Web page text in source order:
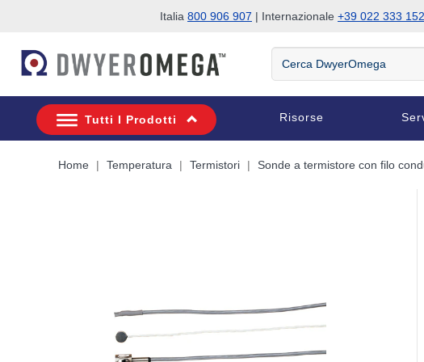
Italia 800 906 907 | Internazionale +39 022 333
Cerca
DwyerOmega
Tutti I Prodotti Risorse
Home Temperatura Termistori Sonde a termistore con filo